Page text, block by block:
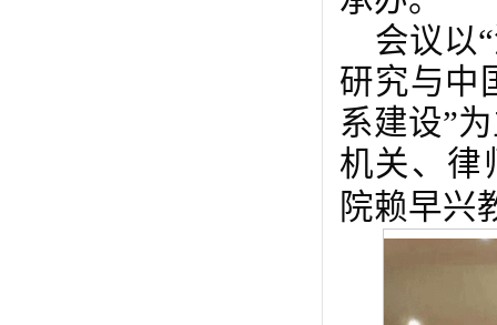
会议以
研究与中
系建设”
机关、律
院赖早兴